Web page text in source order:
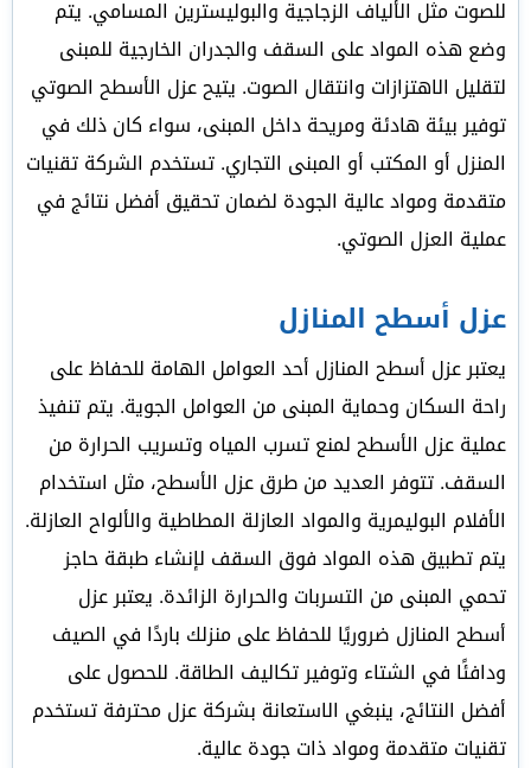
للصوت مثل الألياف الزجاجية والبوليسترين المسامي. يتم
وضع هذه المواد على السقف والجدران الخارجية للمبنى
لتقليل الاهتزازات وانتقال الصوت. يتيح عزل الأسطح الصوتي
توفير بيئة هادئة ومريحة داخل المبنى، سواء كان ذلك في
المنزل أو المكتب أو المبنى التجاري. تستخدم الشركة تقنيات
متقدمة ومواد عالية الجودة لضمان تحقيق أفضل نتائج في
عملية العزل الصوتي.
عزل أسطح المنازل
يعتبر عزل أسطح المنازل أحد العوامل الهامة للحفاظ على
راحة السكان وحماية المبنى من العوامل الجوية. يتم تنفيذ
عملية عزل الأسطح لمنع تسرب المياه وتسريب الحرارة من
السقف. تتوفر العديد من طرق عزل الأسطح، مثل استخدام
الأفلام البوليمرية والمواد العازلة المطاطية والألواح العازلة.
يتم تطبيق هذه المواد فوق السقف لإنشاء طبقة حاجز
تحمي المبنى من التسربات والحرارة الزائدة. يعتبر عزل
أسطح المنازل ضروريًا للحفاظ على منزلك باردًا في الصيف
ودافئًا في الشتاء وتوفير تكاليف الطاقة. للحصول على
أفضل النتائج، ينبغي الاستعانة بشركة عزل محترفة تستخدم
تقنيات متقدمة ومواد ذات جودة عالية.